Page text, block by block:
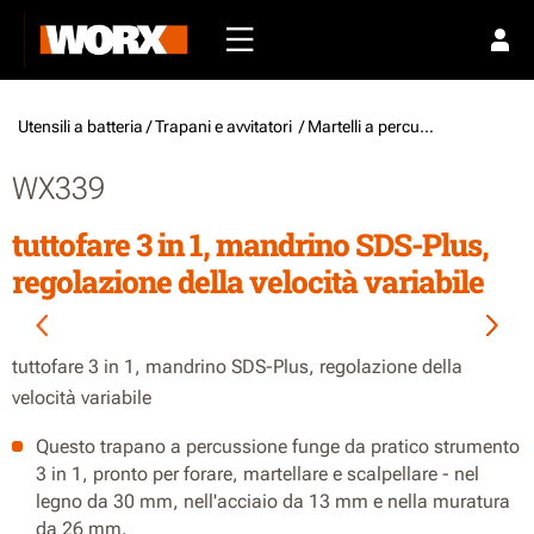
Utensili a batteria /Trapani e avvitatori / Martelli a percussione a filo
WX339
tuttofare 3 in 1, mandrino SDS-Plus,
regolazione della velocità variabile
tuttofare 3 in 1, mandrino SDS-Plus, regolazione della
velocità variabile
Questo trapano a percussione funge da pratico strumento
3 in 1, pronto per forare, martellare e scalpellare - nel
legno da 30 mm, nell'acciaio da 13 mm e nella muratura
da 26 mm.